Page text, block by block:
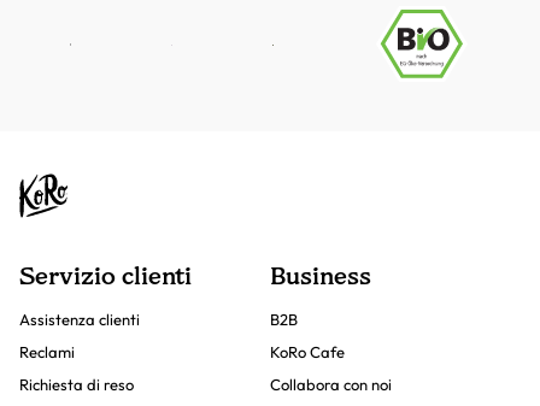
Servizio clienti
Assistenza clienti
Reclami
Richiesta di reso
Business
B2B
KoRo Cafe
Collabora con noi